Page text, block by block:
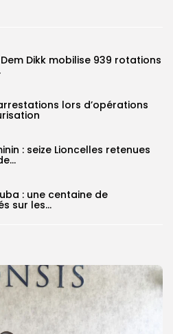
Dikk mobilise 939 rotations
lors d’opérations
: seize Lioncelles retenues
: une centaine de
sur les...